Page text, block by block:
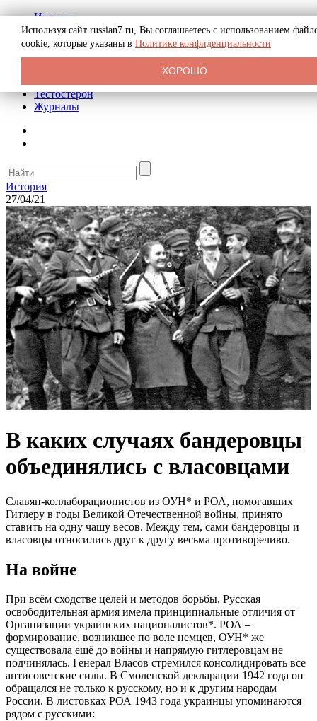
История
Биография
Криминал
Реклама на сайте
Тестостерон
Журналы
История
27/04/21
В каких случаях бандеровцы
объединялись с власовцами
Славян-коллаборационистов из ОУН* и РОА, помогавших
Гитлеру в годы Великой Отечественной войны, принято
ставить на одну чашу весов. Между тем, сами бандеровцы и
власовцы относились друг к другу весьма противоречиво.
На войне
При всём сходстве целей и методов борьбы, Русская
освободительная армия имела принципиальные отличия от
Организации украинских националистов*. РОА –
формирование, возникшее по воле немцев, ОУН* же
существовала ещё до войны и напрямую гитлеровцам не
подчинялась. Генерал Власов стремился консолидировать все
антисоветские силы. В Смоленской декларации 1942 года он
обращался не только к русскому, но и к другим народам
России. В листовках РОА 1943 года украинцы упоминаются
рядом с русскими:
Используя сайт russian7.ru, Вы соглашаетесь с использованием
cookie, которые указаны в Политике конфиденциальности
ХОРОШО